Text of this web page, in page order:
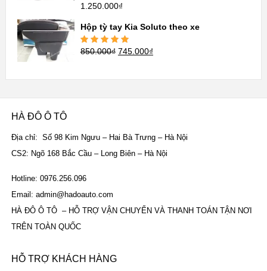
Được xếp
sao
1.250.000₫
Hộp tỳ tay Kia Soluto theo xe
Được xếp
850.000₫ 745.000₫
HÀ ĐÔ Ô TÔ
Địa chỉ: Số 98 Kim Ngưu – Hai Bà Trưng – Hà Nội
CS2: Ngõ 168 Bắc Cầu – Long Biên – Hà Nội
Hotline: 0976.256.096
Email: admin@hadoauto.com
HÀ ĐÔ Ô TÔ – HỖ TRỢ VẬN CHUYỂN VÀ THANH TOÁN TẬN NƠI
TRÊN TOÀN QUỐC
HỖ TRỢ KHÁCH HÀNG